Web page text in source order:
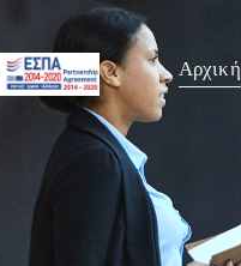
Αρχική